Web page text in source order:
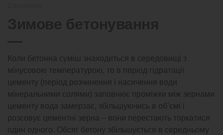
Коли бетонна суміш знаходиться в середовищі з
мінусовою температурою, то в період гідратації
цементу (період розчинення і насичення води
мінеральними солями) заповнює проміжки між зернами
цементу вода замерзає, збільшуючись в об’ємі і
розсовує цементні зерна – вони перестають торкатися
один одного. Обсяг бетону збільшується в середньому